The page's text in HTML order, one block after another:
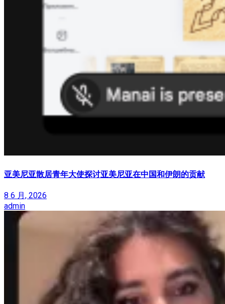
亚美尼亚散居青年大使探讨亚美尼亚在中国和伊朗的贡献
8 6 月, 2026
admin